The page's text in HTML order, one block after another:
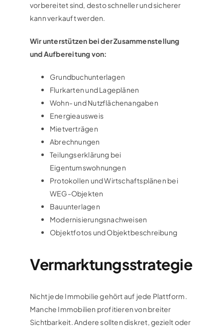
vorbereitet sind, desto schneller und sicherer
kann verkauft werden.
Wir unterstützen bei der Zusammenstellung
und Aufbereitung von:
Grundbuchunterlagen
Flurkarten und Lageplänen
Wohn- und Nutzflächenangaben
Energieausweis
Mietverträgen
Abrechnungen
Teilungserklärung bei
Eigentumswohnungen
Protokollen und Wirtschaftsplänen bei
WEG-Objekten
Bauunterlagen
Modernisierungsnachweisen
Objektfotos und Objektbeschreibung
Vermarktungsstrategie
Nicht jede Immobilie gehört auf jede Plattform.
Manche Immobilien profitieren von breiter
Sichtbarkeit. Andere sollten diskret, gezielt oder